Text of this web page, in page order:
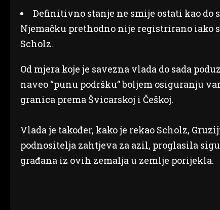
Definitivno stanje ne smije ostati kao do
Njemačku prethodno nije registrirano iako
Scholz.
Od mjera koje je savezna vlada do sada
naveo “punu podršku” boljem osiguranju
granica prema Švicarskoj i Češkoj.
Vlada je također, kako je rekao Scholz,
podnositelja zahtjeva za azil, proglasila
građana iz ovih zemalja u zemlje porijekla.